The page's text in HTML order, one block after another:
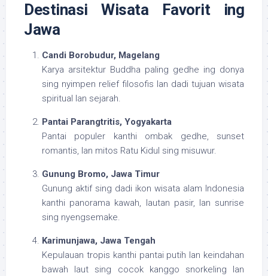
Destinasi Wisata Favorit ing
Jawa
Candi Borobudur, Magelang
Karya arsitektur Buddha paling gedhe ing donya
sing nyimpen relief filosofis lan dadi tujuan wisata
spiritual lan sejarah.
Pantai Parangtritis, Yogyakarta
Pantai populer kanthi ombak gedhe, sunset
romantis, lan mitos Ratu Kidul sing misuwur.
Gunung Bromo, Jawa Timur
Gunung aktif sing dadi ikon wisata alam Indonesia
kanthi panorama kawah, lautan pasir, lan sunrise
sing nyengsemake.
Karimunjawa, Jawa Tengah
Kepulauan tropis kanthi pantai putih lan keindahan
bawah laut sing cocok kanggo snorkeling lan